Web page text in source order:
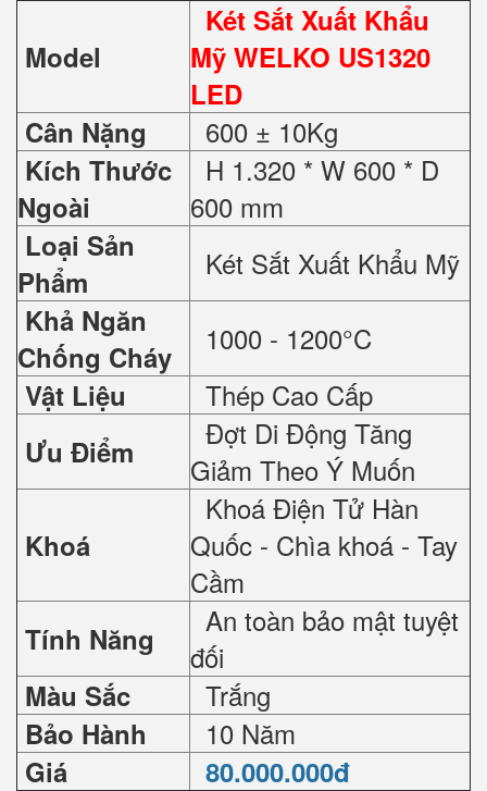
Model
Két Sắt Xuất Khẩu
Mỹ WELKO US1320
LED
Cân Nặng
600 ± 10Kg
Kích Thước
Ngoài
H 1.320 * W 600 * D
600 mm
Loại Sản
Phẩm
Két Sắt Xuất Khẩu Mỹ
Khả Ngăn
Chống Cháy
1000 - 1200°C
Vật Liệu Thép Cao Cấp
Ưu Điểm
Đợt Di Động Tăng
Giảm Theo Ý Muốn
Khoá
Khoá Điện Tử Hàn
Quốc - Chìa khoá - Tay
Cầm
Tính Năng
An toàn bảo mật tuyệt
đối
Màu Sắc Trắng
Bảo Hành 10 Năm
Giá 80.000.000đ